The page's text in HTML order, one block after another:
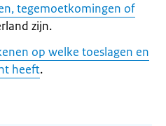
tegemoetkomingen of
zijn.
op welke toeslagen en
heeft.